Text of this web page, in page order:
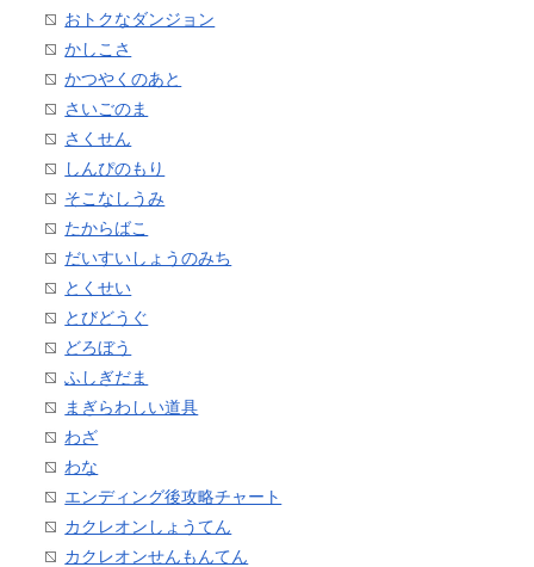
おトクなダンジョン
かしこさ
かつやくのあと
さいごのま
さくせん
しんぴのもり
そこなしうみ
たからばこ
だいすいしょうのみち
とくせい
とびどうぐ
どろぼう
ふしぎだま
まぎらわしい道具
わざ
わな
エンディング後攻略チャート
カクレオンしょうてん
カクレオンせんもんてん